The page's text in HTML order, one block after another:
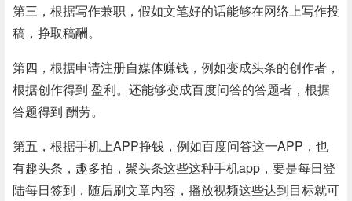
第三，根据写作兼职，假如文笔好的话能够在网络上写作投
稿，挣取稿酬。
第四，根据申请注册自媒体赚钱，例如变成头条的创作者，
根据创作得到 盈利。还能够变成百度问答的答题者，根据
答题得到 酬劳。
第五，根据手机上APP挣钱，例如百度问答这一APP，也
有趣头条，趣多拍，聚头条这些这种手机app，要是每日登
陆每日签到，随后刷文章内容，播放视频这些达到目标就可